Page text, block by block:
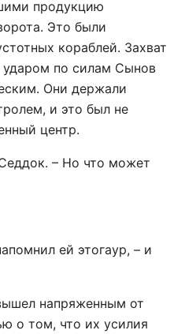
продукцию
Это были
кораблей. Захват
ударом по силам Сынов
Они держали
и это был не
центр.
– Но что может
ей этогаур, – и
напряженным от
о том, что их усилия